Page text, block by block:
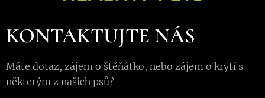
KONTAKTUJTE NÁS
Máte dotaz, zájem o štěňátko, nebo zájem o krytí s
některým z našich psů?